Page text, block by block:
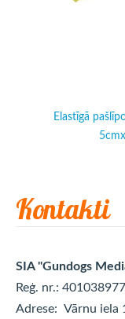
Kontakti
SIA "Gundogs
Reģ. nr.:
Adrese: Vārnu iela
Elastīgā